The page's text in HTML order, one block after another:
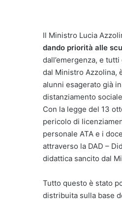
Il Ministro Lucia
dando priorità alle
dall’emergenza, e
dal Ministro Azzolina,
alunni esagerato già
distanziamento
Con la legge del 13
pericolo di
personale ATA e i
attraverso la DAD –
didattica sancito dal
Tutto questo è stato
distribuita sulla base